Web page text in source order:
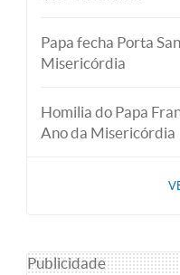
Papa fecha Porta
Misericórdia
Homilia do Papa
Ano da Misericórdia
Publicidade